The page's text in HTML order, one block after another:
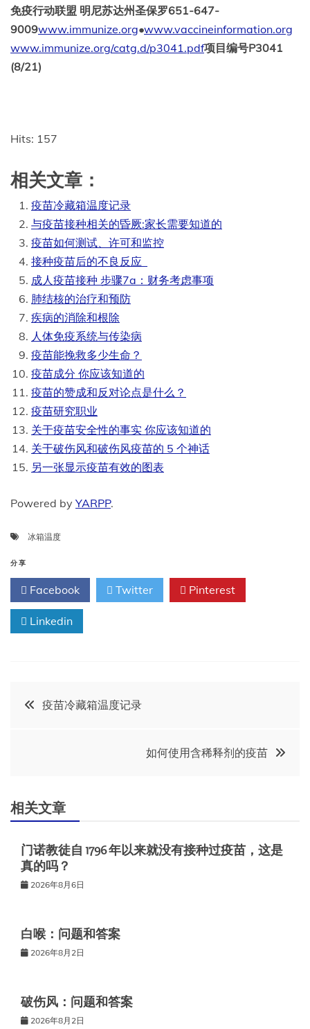
免疫行动联盟 明尼苏达州圣保罗651-647-
9009www.immunize.org•www.vaccineinformation.org
www.immunize.org/catg.d/p3041.pdf项目编号P3041
(8/21)
Hits: 157
相关文章：
疫苗冷藏箱温度记录
与疫苗接种相关的昏厥:家长需要知道的
疫苗如何测试、许可和监控
接种疫苗后的不良反应
成人疫苗接种 步骤7a：财务考虑事项
肺结核的治疗和预防
疾病的消除和根除
人体免疫系统与传染病
疫苗能挽救多少生命？
疫苗成分 你应该知道的
疫苗的赞成和反对论点是什么？
疫苗研究职业
关于疫苗安全性的事实 你应该知道的
关于破伤风和破伤风疫苗的 5 个神话
另一张显示疫苗有效的图表
Powered by YARPP.
冰箱温度
分享
Facebook Twitter Pinterest
Linkedin
文
航
疫苗冷藏箱温度记录
如何使用含稀释剂的疫苗
相关文章
门诺教徒自 1796 年以来就没有接种过疫苗，这是
真的吗？
2026年8月6日
白喉：问题和答案
2026年8月2日
破伤风：问题和答案
2026年8月2日